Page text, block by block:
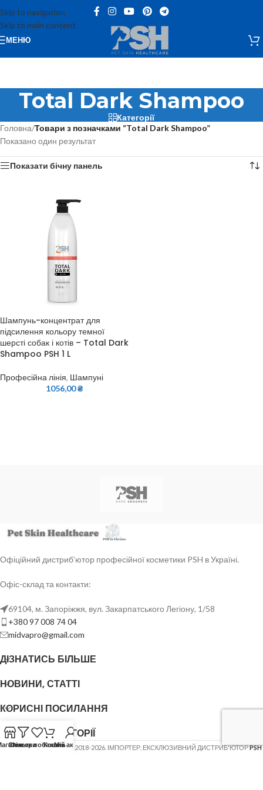
Skip to navigation
Skip to main content
МЕНЮ
Total Dark Shampoo
Категорії
Головна/Товари з позначками “Total Dark Shampoo”
Показано один результат
Показати бічну панель
Шампунь-концентрат для
підсилення кольору темної
шерсті собак і котів – Total Dark
Shampoo PSH 1 L
Професійна лінія, Шампуні
1056,00₴
Офіційний дистриб’ютор професійної косметики PSH в Україні.
Офіс-склад та контакти:
69104, м. Запоріжжя, вул. Закарпатського Легіону, 1/58
+380 97 008 74 04
midvapro@gmail.com
ДІЗНАТИСЬ БІЛЬШЕ
НОВИНИ, СТАТТІ
КОРИСНІ ПОСИЛАННЯ
ОСНОВНІ КАТЕГОРІЇ
ФОП ШОВГЕНЮК Ю.В. 2018-2026. ІМПОРТЕР, ЕКСКЛЮЗИВНИЙ ДИСТРИБ'ЮТОРPSH
Фільтри
Список побажань
КошикМій акаунт